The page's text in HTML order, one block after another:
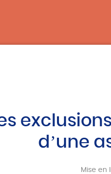
d’une
Mise en